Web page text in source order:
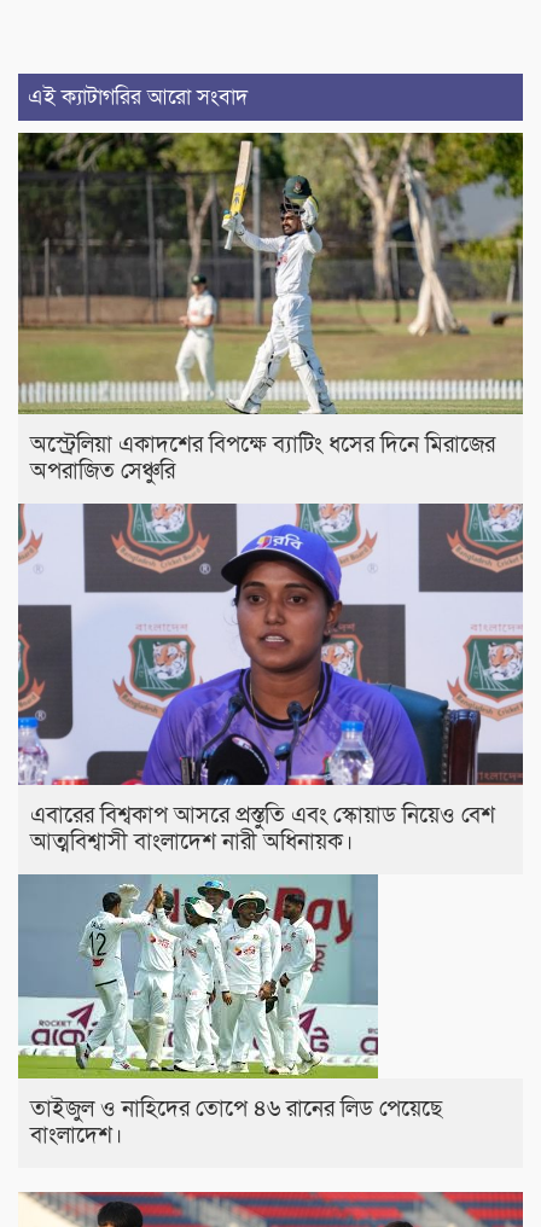
এই ক্যাটাগরির আরো সংবাদ
অস্ট্রেলিয়া একাদশের বিপক্ষে ব্যাটিং ধসের দিনে মিরাজের
অপরাজিত সেঞ্চুরি
এবারের বিশ্বকাপ আসরে প্রস্তুতি এবং স্কোয়াড নিয়েও বেশ
আত্মবিশ্বাসী বাংলাদেশ নারী অধিনায়ক।
তাইজুল ও নাহিদের তোপে ৪৬ রানের লিড পেয়েছে
বাংলাদেশ।